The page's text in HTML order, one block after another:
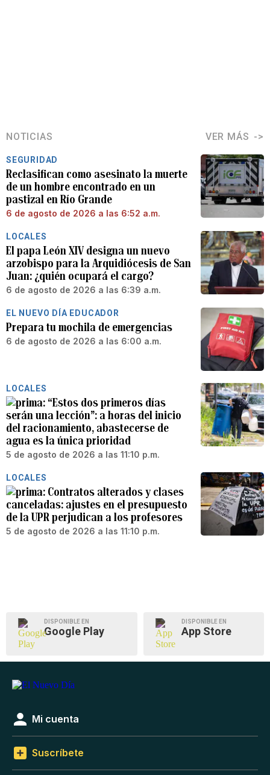
NOTICIAS VER MÁS
SEGURIDAD
Reclasifican como asesinato la muerte
de un hombre encontrado en un
pastizal en Río Grande
6 de agosto de 2026 a las 6:52 a.m.
LOCALES
El papa León XIV designa un nuevo
arzobispo para la Arquidiócesis de San
Juan: ¿quién ocupará el cargo?
6 de agosto de 2026 a las 6:39 a.m.
EL NUEVO DÍA EDUCADOR
Prepara tu mochila de emergencias
6 de agosto de 2026 a las 6:00 a.m.
LOCALES
“Estos dos primeros días
serán una lección”: a horas del inicio
del racionamiento, abastecerse de
agua es la única prioridad
5 de agosto de 2026 a las 11:10 p.m.
LOCALES
Contratos alterados y clases
canceladas: ajustes en el presupuesto
de la UPR perjudican a los profesores
5 de agosto de 2026 a las 11:10 p.m.
DISPONIBLE EN
Google Play
DISPONIBLE EN
App Store
Mi cuenta
Suscríbete